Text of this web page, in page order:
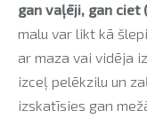
gan vaļēji, gan ciet
malu var likt kā
ar maza vai vidēja
izceļ pelēkzilu un
izskatīsies gan